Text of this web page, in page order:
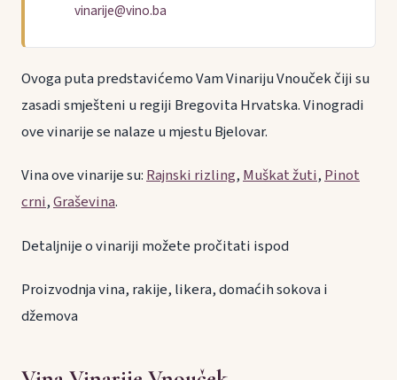
vinarije@vino.ba
Ovoga puta predstavićemo Vam Vinariju Vnouček čiji su
zasadi smješteni u regiji Bregovita Hrvatska. Vinogradi
ove vinarije se nalaze u mjestu Bjelovar.
Vina ove vinarije su:Rajnski rizling,Muškat žuti,Pinot
crni,Graševina.
Detaljnije o vinariji možete pročitati ispod
Proizvodnja vina, rakije, likera, domaćih sokova i
džemova